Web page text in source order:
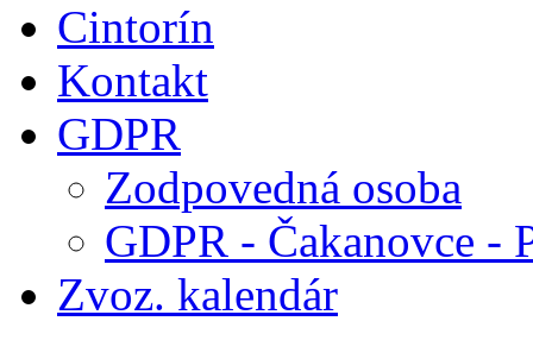
Cintorín
Kontakt
GDPR
Zodpovedná osoba
GDPR - Čakanovce -
Zvoz. kalendár